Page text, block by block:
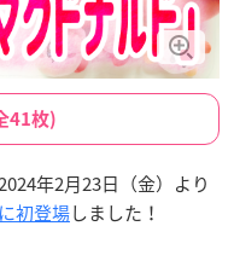
41枚)
年2月23日（金）より
初登場しました！